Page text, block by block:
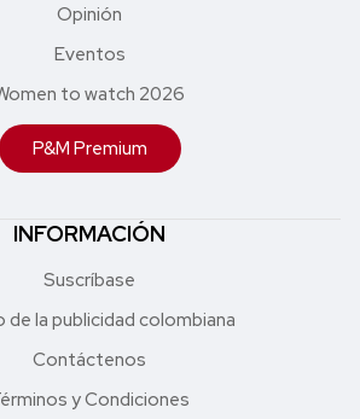
Opinión
Eventos
to watch 2026
P&M Premium
INFORMACIÓN
Suscríbase
de la publicidad colombiana
Contáctenos
y Condiciones